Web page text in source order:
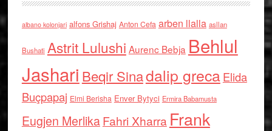
albano kolonjari alfons Grishaj Anton Cefa arben llalla asllan
Bushati Astrit Lulushi Aurenc Bebja Behlul
Jashari Beqir Sinadalip grecaElida
Buçpapaj Elmi Berisha Enver Bytyci Ermira Babamusta
Eugjen MerlikaFahri Xharra Frank